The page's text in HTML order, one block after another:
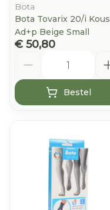
Bota
Bota Tovarix 20/i Kous
Ad+p Beige Small
€ 50,80
Bestel